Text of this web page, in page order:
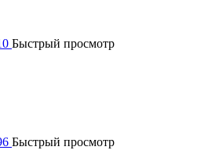
Быстрый просмотр
Быстрый просмотр